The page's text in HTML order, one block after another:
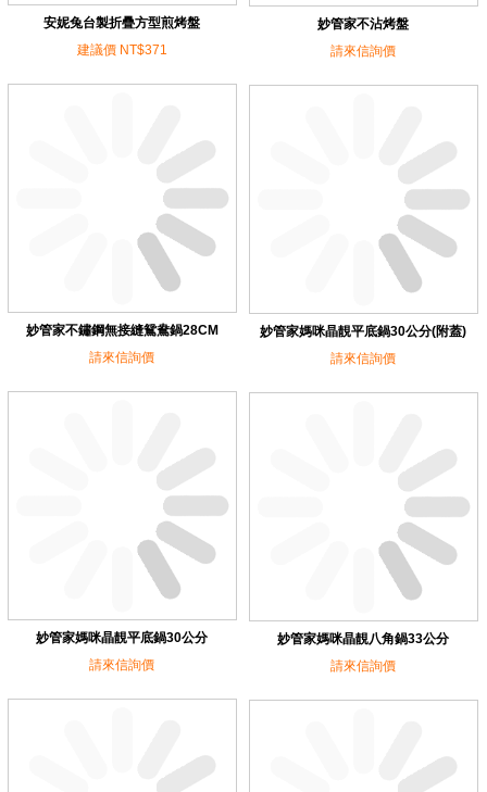
安妮兔台製折疊方型煎烤盤
建議價 NT$371
妙管家不沾烤盤
請來信詢價
妙管家不鏽鋼無接縫鴛鴦鍋28CM
請來信詢價
妙管家媽咪晶靚平底鍋30公分(附蓋)
請來信詢價
妙管家媽咪晶靚平底鍋30公分
請來信詢價
妙管家媽咪晶靚八角鍋33公分
請來信詢價